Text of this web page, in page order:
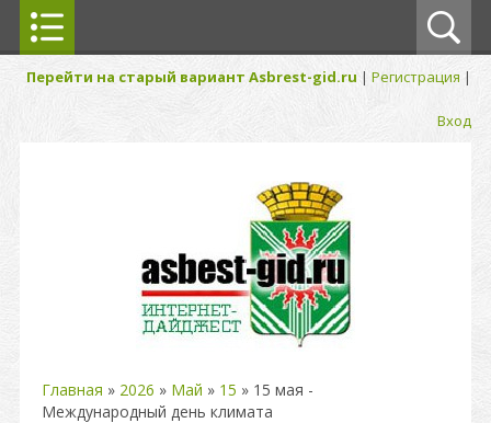
Перейти на старый вариант Asbrest-gid.ru | Регистрация |
Вход
Главная » 2026 » Май » 15 » 15 мая -
Международный день климата